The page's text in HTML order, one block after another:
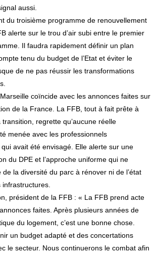
aussi.
du troisième programme de renouvellement
alerte sur le trou d’air subi entre le premier
Il faudra rapidement définir un plan
tenu du budget de l’Etat et éviter le
de ne pas réussir les transformations
coïncide avec les annonces faites sur
de la France. La FFB, tout à fait prête à
regrette qu’aucune réelle
menée avec les professionnels
avait été envisagé. Elle alerte sur une
du DPE et l’approche uniforme qui ne
la diversité du parc à rénover ni de l’état
infrastructures.
président de la FFB : « La FFB prend acte
faites. Après plusieurs années de
du logement, c’est une bonne chose.
un budget adapté et des concertations
le secteur. Nous continuerons le combat afin